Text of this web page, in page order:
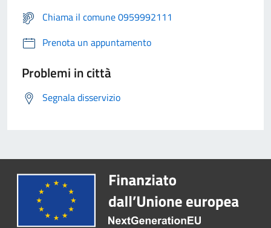
Chiama il comune 0959992111
Prenota un appuntamento
Problemi in città
Segnala disservizio